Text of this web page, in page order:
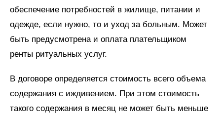
обеспечение потребностей в жилище, питании и
одежде, если нужно, то и уход за больным. Может
быть предусмотрена и оплата плательщиком
ренты ритуальных услуг.
В договоре определяется стоимость всего объема
содержания с иждивением. При этом стоимость
такого содержания в месяц не может быть меньше